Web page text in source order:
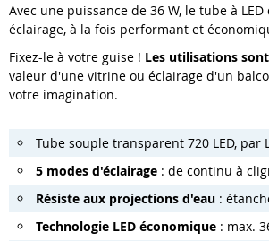
Avec une puissance de 36 W, le tube à
éclairage, à la fois performant et
Fixez-le à votre guise ! Les utilisations
valeur d'une vitrine ou éclairage d'un
votre imagination.
Tube souple transparent 720 LED, par
5 modes d'éclairage : de continu à
Résiste aux projections d'eau :
Technologie LED économique : max.